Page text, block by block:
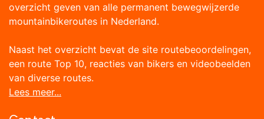
overzicht geven van alle permanent bewegwijzerde
mountainbikeroutes in Nederland.
Naast het overzicht bevat de site routebeoordelingen,
een route Top 10, reacties van bikers en videobeelden
van diverse routes.
Lees meer...